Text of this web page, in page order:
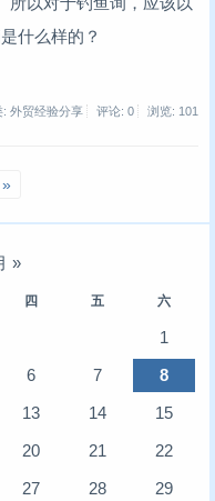
什么样的？
: 外贸经验分享 评论: 0 浏览: 101
»
»
四 五 六
1
6 7
8
13 14
15
20 21
22
27 28
29